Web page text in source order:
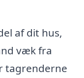
af dit hus,
væk fra
tagrenderne